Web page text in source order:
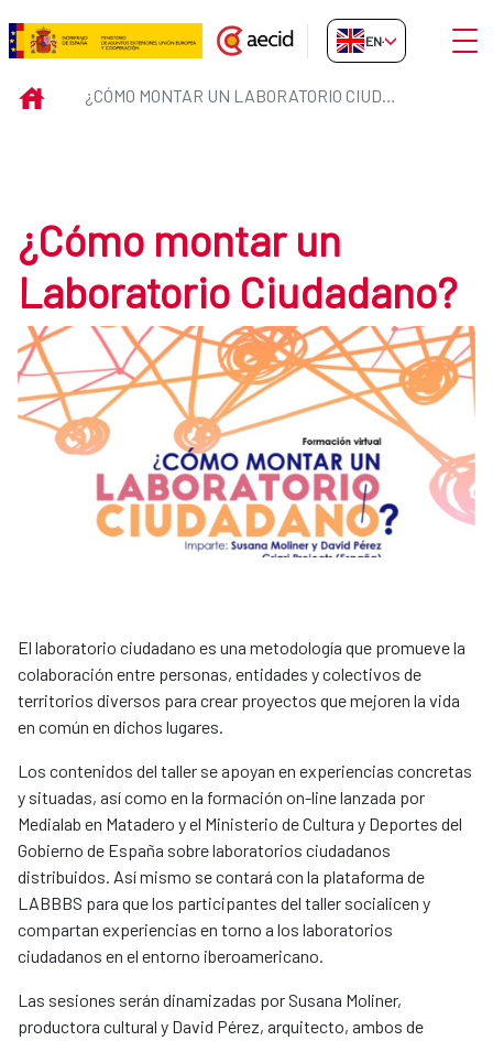
Skip to Main Content
¿Cómo montar un Laboratorio
EN-GB
INICIO ¿CÓMO MONTAR UN LABORATORIO CIUDADANO?
¿Cómo montar un
Laboratorio Ciudadano?
El laboratorio ciudadano es una metodología que promueve la
colaboración entre personas, entidades y colectivos de
territorios diversos para crear proyectos que mejoren la vida
en común en dichos lugares.
Los contenidos del taller se apoyan en experiencias concretas
y situadas, así como en la formación on-line lanzada por
Medialab en Matadero y el Ministerio de Cultura y Deportes del
Gobierno de España sobre laboratorios ciudadanos
distribuidos. Así mismo se contará con la plataforma de
LABBBS para que los participantes del taller socialicen y
compartan experiencias en torno a los laboratorios
ciudadanos en el entorno iberoamericano.
Las sesiones serán dinamizadas por Susana Moliner,
productora cultural y David Pérez, arquitecto, ambos de